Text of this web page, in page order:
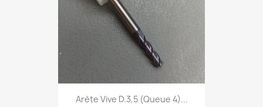
Arète Vive D.3,5 (Queue 4)...